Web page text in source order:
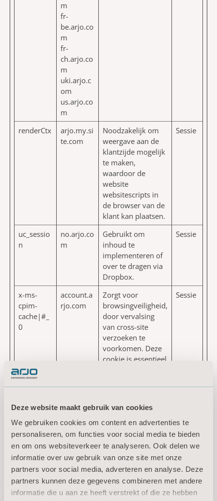
Deze website maakt gebruik van cookies
We gebruiken cookies om content en advertenties te
personaliseren, om functies voor social media te bieden
en om ons websiteverkeer te analyseren. Ook delen we
informatie over uw gebruik van onze site met onze
partners voor social media, adverteren en analyse. Deze
partners kunnen deze gegevens combineren met andere
informatie die u aan ze heeft verstrekt of die ze hebben
m
fr-
be.arjo.co
m
fr-
ch.arjo.co
m
uki.arjo.c
om
us.arjo.co
m
renderCtx
arjo.my.si
te.com
Noodzakelijk om
weergave aan de
klantzijde mogelijk
te maken,
waardoor de
website
websitescripts in
de browser van de
klant kan plaatsen.
Sessie
uc_sessio
n
no.arjo.co
m
Gebruikt om
inhoud te
implementeren of
over te dragen via
Dropbox.
Sessie
x-ms-
cpim-
cache|#_
0
account.a
rjo.com
Zorgt voor
browsingveiligheid,
door vervalsing
van cross-site
verzoeken te
voorkomen. Deze
cookie is essentieel
Sessie
x-ms-
cpim-csrf
account.a
rjo.com
Zorgt voor
browsingveiligheid,
door vervalsing
van cross-site
verzoeken te
voorkomen. Deze
cookie is essentieel
voor de veiligheid
van de website en